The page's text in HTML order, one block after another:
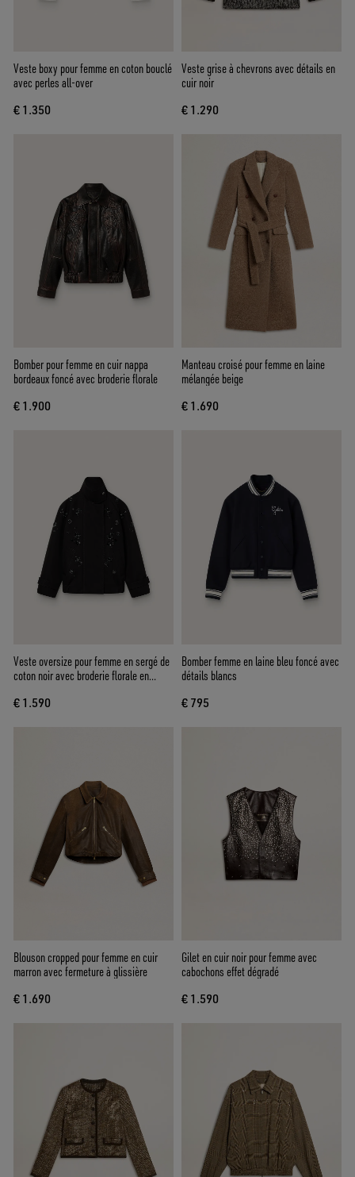
Veste boxy pour femme en coton bouclé
avec perles all-over
€ 1.350
Veste grise à chevrons avec détails en
cuir noir
€ 1.290
Bomber pour femme en cuir nappa
bordeaux foncé avec broderie florale
€ 1.900
Manteau croisé pour femme en laine
mélangée beige
€ 1.690
Veste oversize pour femme en sergé de
coton noir avec broderie florale en
€ 1.590
Bomber femme en laine bleu foncé avec
détails blancs
€ 795
Blouson cropped pour femme en cuir
marron avec fermeture à glissière
€ 1.690
Gilet en cuir noir pour femme avec
cabochons effet dégradé
€ 1.590